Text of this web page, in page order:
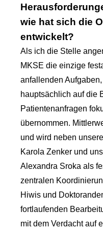
wie hat sich die
entwickelt?
Als ich die Stelle
MKSE die einzige
anfallenden
hauptsächlich auf die
Patientenanfragen
übernommen.
und wird neben
Karola Zenker und
Alexandra Sroka als
zentralen
Hiwis und
fortlaufenden
mit dem Verdacht auf